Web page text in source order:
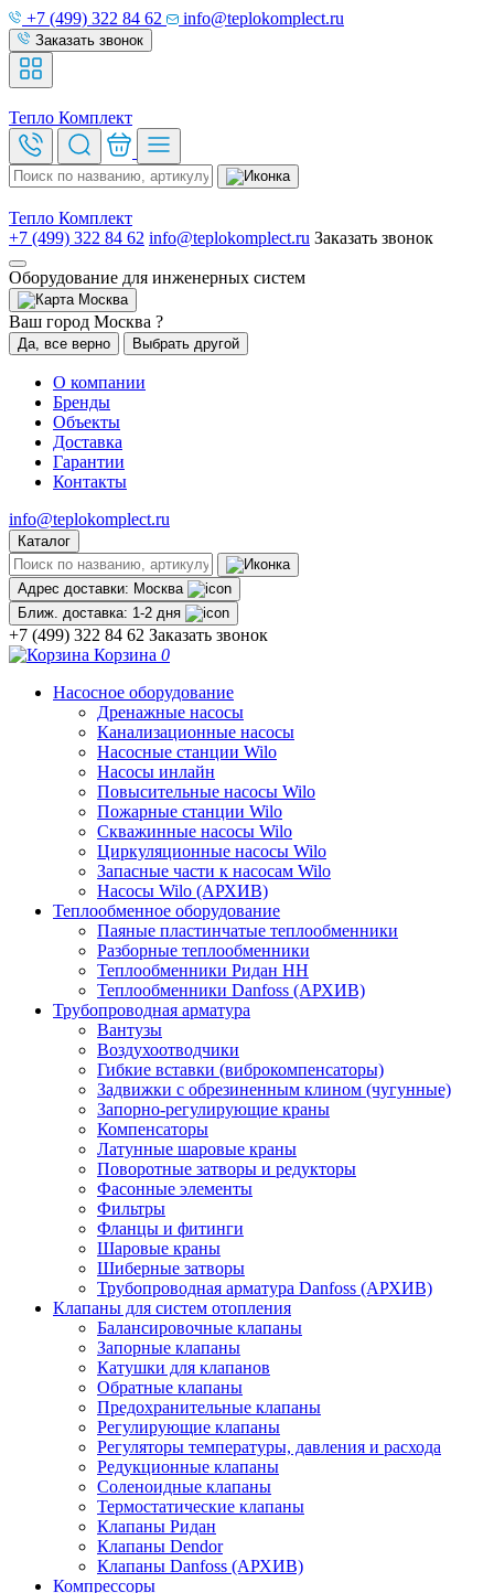
+7 (499) 322 84 62 info@teplokomplect.ru
Заказать звонок
Тепло Комплект
Тепло Комплект
+7 (499) 322 84 62 info@teplokomplect.ru Заказать звонок
Оборудование для инженерных систем
Москва
Ваш город Москва ?
Да, все верно Выбрать другой
О компании
Бренды
Объекты
Доставка
Гарантии
Контакты
info@teplokomplect.ru
Каталог
Адрес доставки: Москва
Ближ. доставка: 1-2 дня
+7 (499) 322 84 62 Заказать звонок
Корзина 0
Насосное оборудование
Дренажные насосы
Канализационные насосы
Насосные станции Wilo
Насосы инлайн
Повысительные насосы Wilo
Пожарные станции Wilo
Скважинные насосы Wilo
Циркуляционные насосы Wilo
Запасные части к насосам Wilo
Насосы Wilo (АРХИВ)
Теплообменное оборудование
Паяные пластинчатые теплообменники
Разборные теплообменники
Теплообменники Ридан НН
Теплообменники Danfoss (АРХИВ)
Трубопроводная арматура
Вантузы
Воздухоотводчики
Гибкие вставки (виброкомпенсаторы)
Задвижки с обрезиненным клином (чугунные)
Запорно-регулирующие краны
Компенсаторы
Латунные шаровые краны
Поворотные затворы и редукторы
Фасонные элементы
Фильтры
Фланцы и фитинги
Шаровые краны
Шиберные затворы
Трубопроводная арматура Danfoss (АРХИВ)
Клапаны для систем отопления
Балансировочные клапаны
Запорные клапаны
Катушки для клапанов
Обратные клапаны
Предохранительные клапаны
Регулирующие клапаны
Регуляторы температуры, давления и расхода
Редукционные клапаны
Соленоидные клапаны
Термостатические клапаны
Клапаны Ридан
Клапаны Dendor
Клапаны Danfoss (АРХИВ)
Компрессоры